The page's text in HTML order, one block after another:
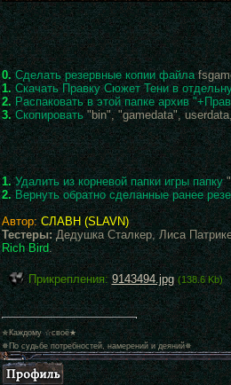
0. Сделать резервные копии файла
1. Скачать Правку Сюжет Тени в
2. Распаковать в этой папке архив
3. Скопировать"bin", "gamedata",
1. Удалить из корневой папки игры папку
2. Вернуть обратно сделанные ранее
Автор: СЛАВН (SLAVN)
Тестеры:Дедушка Сталкер, Лиса
Rich Bird.
Прикрепления: 9143494.jpg (138.6 Kb)
✯Каждому ☆своё★
✵По судьбе потребностей, намерений и деяний✵